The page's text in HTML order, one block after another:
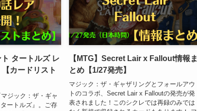
ト タートルズ レ
カードリスト
ジック：ザ・ギャ
ートルズ』。ご存
【MTG】Secret Lair x Fallout情報ま
とめ【1/27発売】
マジック：ザ・ギャザリングとフォールアウ
トのコラボ、Secret Lair x Falloutの発売が発
表されました！このシクレでは再録のみでは